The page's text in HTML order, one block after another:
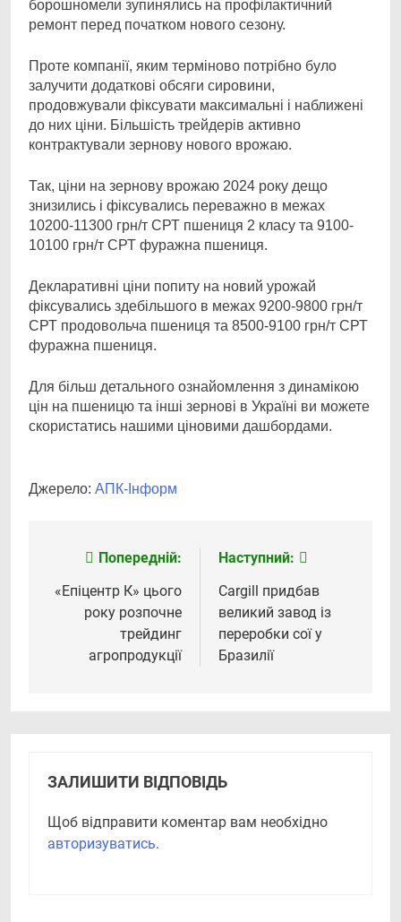
борошномели зупинялись на профілактичний
ремонт перед початком нового сезону.
Проте компанії, яким терміново потрібно було
залучити додаткові обсяги сировини,
продовжували фіксувати максимальні і наближені
до них ціни. Більшість трейдерів активно
контрактували зернову нового врожаю.
Так, ціни на зернову врожаю 2024 року дещо
знизились і фіксувались переважно в межах
10200-11300 грн/т СРТ пшениця 2 класу та 9100-
10100 грн/т СРТ фуражна пшениця.
Декларативні ціни попиту на новий урожай
фіксувались здебільшого в межах 9200-9800 грн/т
СРТ продовольча пшениця та 8500-9100 грн/т СРТ
фуражна пшениця.
Для більш детального ознайомлення з динамікою
цін на пшеницю та інші зернові в Україні ви можете
скористатись нашими ціновими дашбордами.
Джерело: АПК-Інформ
Навігація
записів
Попередній:
«Епіцентр К» цього
року розпочне
трейдинг
агропродукції
Наступний:
Cargill придбав
великий завод із
переробки сої у
Бразилії
ЗАЛИШИТИ ВІДПОВІДЬ
Щоб відправити коментар вам необхідно
авторизуватись.